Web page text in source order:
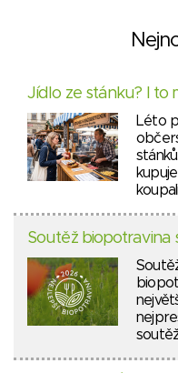
Jídlo ze stánku? I to
Léto
Soutěž biopotravina